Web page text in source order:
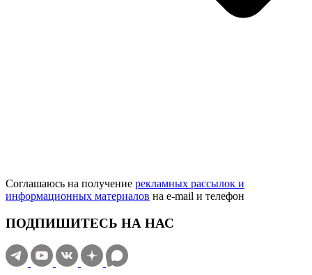
Соглашаюсь на получение рекламных рассылок и
информационных материалов на e‑mail и телефон
ПОДПИШИТЕСЬ НА НАС